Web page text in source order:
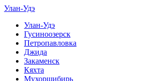
Улан-Удэ
Улан-Удэ
Гусиноозерск
Петропавловка
Джида
Закаменск
Кяхта
Мухоршибирь